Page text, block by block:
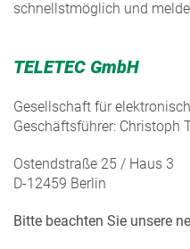
schnellstmöglich und
TELETEC GmbH
Gesellschaft für
Geschäftsführer: Christoph
Ostendstraße 25 / Haus 3
D-12459 Berlin
Bitte beachten Sie unsere